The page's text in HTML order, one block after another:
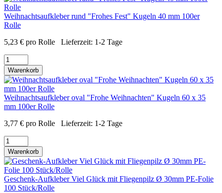
Weihnachtsaufkleber rund "Frohes Fest" Kugeln 40 mm 100er
Rolle
5,23 € pro Rolle Lieferzeit: 1-2 Tage
Warenkorb
Weihnachtsaufkleber oval "Frohe Weihnachten" Kugeln 60 x 35
mm 100er Rolle
3,77 € pro Rolle Lieferzeit: 1-2 Tage
Warenkorb
Geschenk-Aufkleber Viel Glück mit Fliegenpilz Ø 30mm PE-Folie
100 Stück/Rolle